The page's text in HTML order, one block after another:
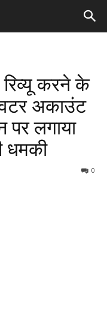
रिव्यू करने के
अकाउंट
लगाया
धमकी
0